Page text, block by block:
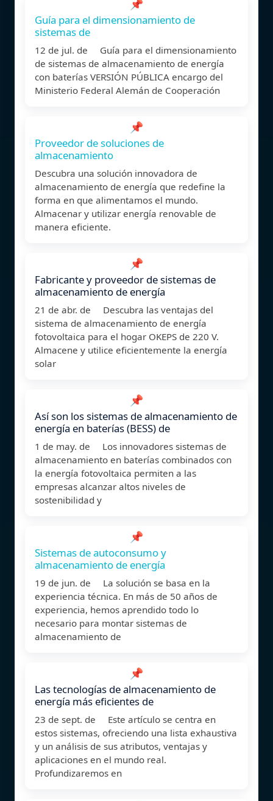
📌
Guía para el dimensionamiento de
sistemas de
12 de jul. de Guía para el dimensionamiento
de sistemas de almacenamiento de energía
con baterías VERSIÓN PÚBLICA encargo del
Ministerio Federal Alemán de Cooperación
📌
Proveedor de soluciones de
almacenamiento
Descubra una solución innovadora de
almacenamiento de energía que redefine la
forma en que alimentamos el mundo.
Almacenar y utilizar energía renovable de
manera eficiente.
📌
Fabricante y proveedor de sistemas de
almacenamiento de energía
21 de abr. de Descubra las ventajas del
sistema de almacenamiento de energía
fotovoltaica para el hogar OKEPS de 220 V.
Almacene y utilice eficientemente la energía
solar
📌
Así son los sistemas de almacenamiento de
energía en baterías (BESS) de
1 de may. de Los innovadores sistemas de
almacenamiento en baterías combinados con
la energía fotovoltaica permiten a las
empresas alcanzar altos niveles de
sostenibilidad y
📌
Sistemas de autoconsumo y
almacenamiento de energía
19 de jun. de La solución se basa en la
experiencia técnica. En más de 50 años de
experiencia, hemos aprendido todo lo
necesario para montar sistemas de
almacenamiento de
📌
Las tecnologías de almacenamiento de
energía más eficientes de
23 de sept. de Este artículo se centra en
estos sistemas, ofreciendo una lista exhaustiva
y un análisis de sus atributos, ventajas y
aplicaciones en el mundo real.
Profundizaremos en